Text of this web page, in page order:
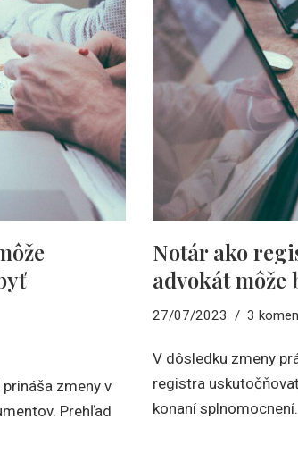
zmeny v
Prehľad
Notár ako
advokát môže
27/07/2023 3
V dôsledku zmeny
registra
konaní splnomocnení.